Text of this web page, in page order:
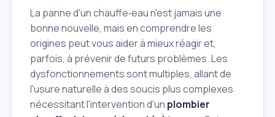
La panne d'un chauffe‑eau n'est jamais une
bonne nouvelle, mais en comprendre les
origines peut vous aider à mieux réagir et,
parfois, à prévenir de futurs problèmes. Les
dysfonctionnements sont multiples, allant de
l'usure naturelle à des soucis plus complexes
nécessitant l'intervention d'un plombier